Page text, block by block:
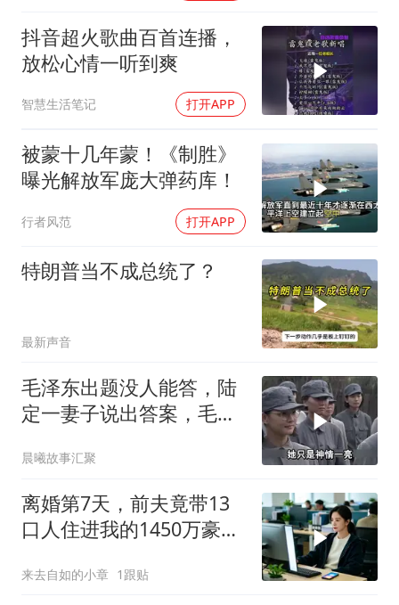
抖音超火歌曲百首连播，
放松心情一听到爽
智慧生活笔记 打开APP
被蒙十几年蒙！《制胜》
曝光解放军庞大弹药库！
行者风范 打开APP
特朗普当不成总统了？
最新声音
毛泽东出题没人能答，陆
定一妻子说出答案，毛主
晨曦故事汇聚
离婚第7天，前夫竟带13
口人住进我的1450万豪
来去自如的小章 1跟贴